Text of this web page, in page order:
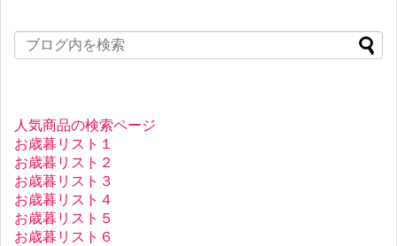
人気商品の検索ページ
お歳暮リスト１
お歳暮リスト２
お歳暮リスト３
お歳暮リスト４
お歳暮リスト５
お歳暮リスト６